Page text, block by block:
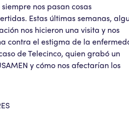
nos pasan cosas
Estas últimas semanas,
nos hicieron una visita y nos
contra el estigma de la
de Telecinco, quien grabó un
y cómo nos afectarían los